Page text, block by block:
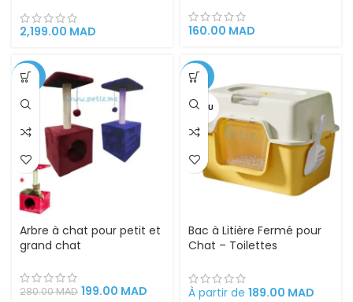
2,199.00 MAD 160.00 MAD
-29%
Arbre à chat pour petit et
grand chat
280.00MAD 199.00 MAD
-27%
VENDU
Bac à Litière Fermé pour
Chat – Toilettes
Système Désodorisant
Intégré – Espace
À partir de 189.00 MAD